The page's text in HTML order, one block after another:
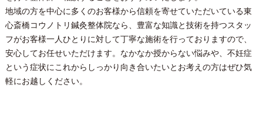
地域の方を中心に多くのお客様から信頼を寄せていただいている東
心斎橋コウノトリ鍼灸整体院なら、豊富な知識と技術を持つスタッ
フがお客様一人ひとりに対して丁寧な施術を行っておりますので、
安心してお任せいただけます。なかなか授からない悩みや、不妊症
という症状にこれからしっかり向き合いたいとお考えの方はぜひ気
軽にお越しください。